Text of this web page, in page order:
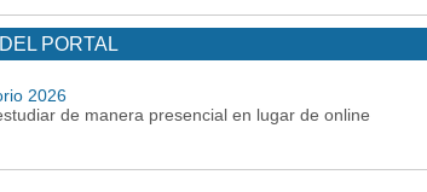
PORTAL
2026
de manera presencial en lugar de online